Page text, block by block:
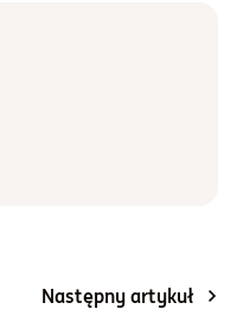
Następny artykuł